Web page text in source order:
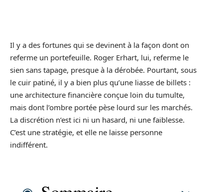
Il y a des fortunes qui se devinent à la façon dont on
referme un portefeuille. Roger Erhart, lui, referme le
sien sans tapage, presque à la dérobée. Pourtant, sous
le cuir patiné, il y a bien plus qu’une liasse de billets :
une architecture financière conçue loin du tumulte,
mais dont l’ombre portée pèse lourd sur les marchés.
La discrétion n’est ici ni un hasard, ni une faiblesse.
C’est une stratégie, et elle ne laisse personne
indifférent.